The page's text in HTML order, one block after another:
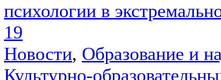
психологии в
19
Новости, Образование и
Культурно-